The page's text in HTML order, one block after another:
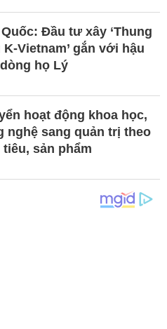
Đầu tư xây ‘Thung
K-Vietnam’ gắn với hậu
họ Lý
hoạt động khoa học,
nghệ sang quản trị theo
tiêu, sản phẩm